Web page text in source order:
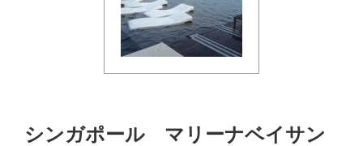
シンガポール マリーナベイサン